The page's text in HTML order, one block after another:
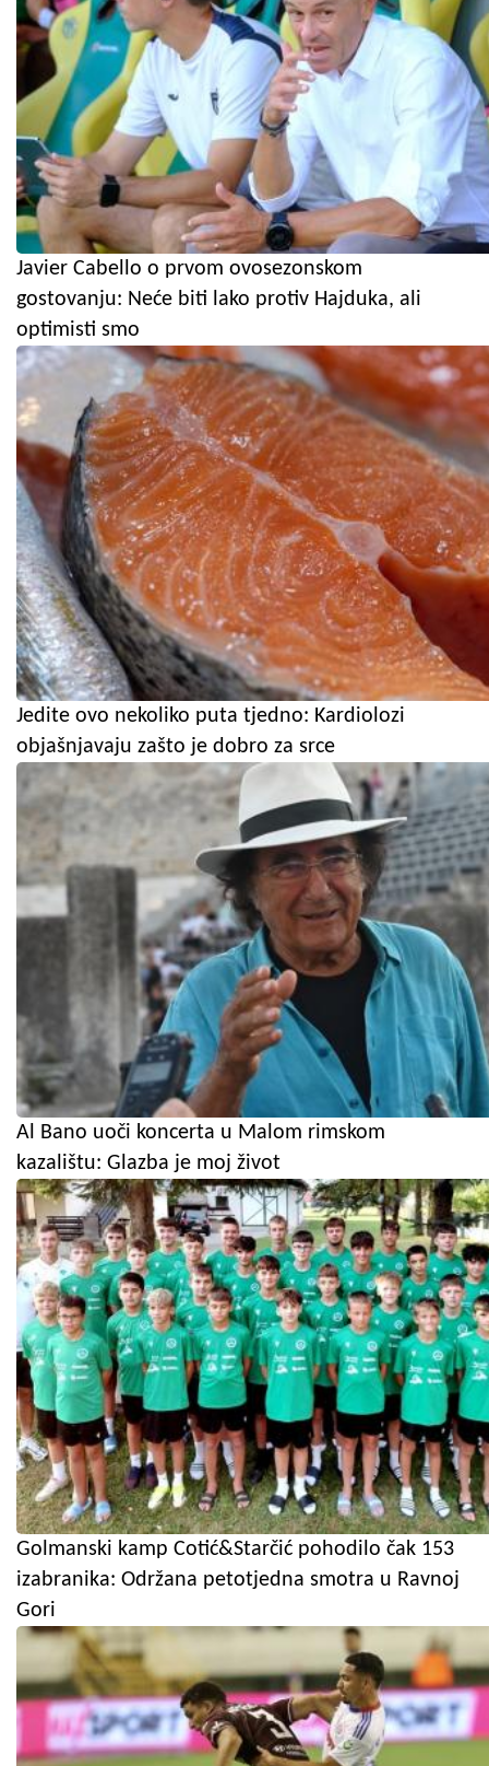
Javier Cabello o prvom ovosezonskom
gostovanju: Neće biti lako protiv Hajduka, ali
optimisti smo
Jedite ovo nekoliko puta tjedno: Kardiolozi
objašnjavaju zašto je dobro za srce
Al Bano uoči koncerta u Malom rimskom
kazalištu: Glazba je moj život
Golmanski kamp Cotić&Starčić pohodilo čak 153
izabranika: Održana petotjedna smotra u Ravnoj
Gori